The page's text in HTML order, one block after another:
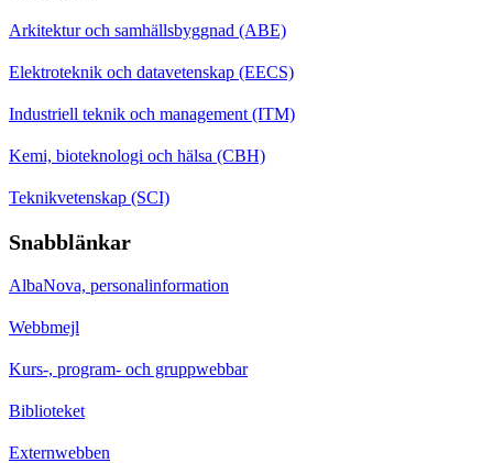
Arkitektur och samhällsbyggnad (ABE)
Elektroteknik och datavetenskap (EECS)
Industriell teknik och management (ITM)
Kemi, bioteknologi och hälsa (CBH)
Teknikvetenskap (SCI)
Snabblänkar
AlbaNova, personalinformation
Webbmejl
Kurs-, program- och gruppwebbar
Biblioteket
Externwebben